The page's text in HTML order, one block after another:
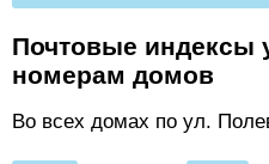
Почтовые индексы
номерам домов
Во всех домах по ул.